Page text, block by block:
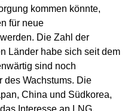
kommen könnte,
für neue
Die Zahl der
Länder habe sich seit dem
sind noch
des Wachstums. Die
China und Südkorea,
Interesse an LNG.